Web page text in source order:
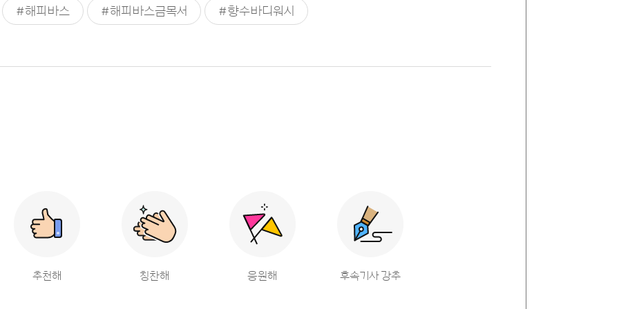
#해피바스 #해피바스금목서 #향수바디워시
추천해 칭찬해 응원해 후속기사 강추